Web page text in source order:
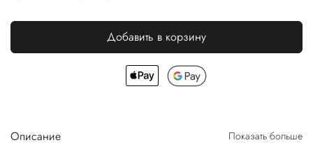
Добавить в корзину
Описание Показать больше